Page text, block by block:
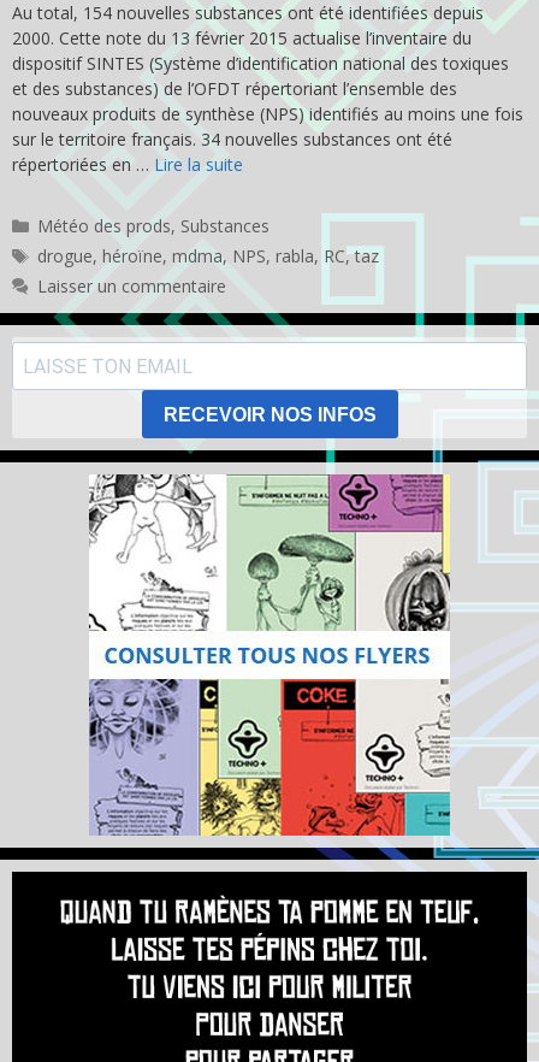
Au total, 154 nouvelles substances ont été identifiées depuis
2000. Cette note du 13 février 2015 actualise l’inventaire du
dispositif SINTES (Système d’identification national des toxiques
et des substances) de l’OFDT répertoriant l’ensemble des
nouveaux produits de synthèse (NPS) identifiés au moins une fois
sur le territoire français. 34 nouvelles substances ont été
répertoriées en … Lire la suite
Catégories
Météo des prods, Substances
Étiquettes
drogue, héroïne, mdma, NPS, rabla, RC,taz
Laisser un commentaire
RECEVOIR NOS INFOS